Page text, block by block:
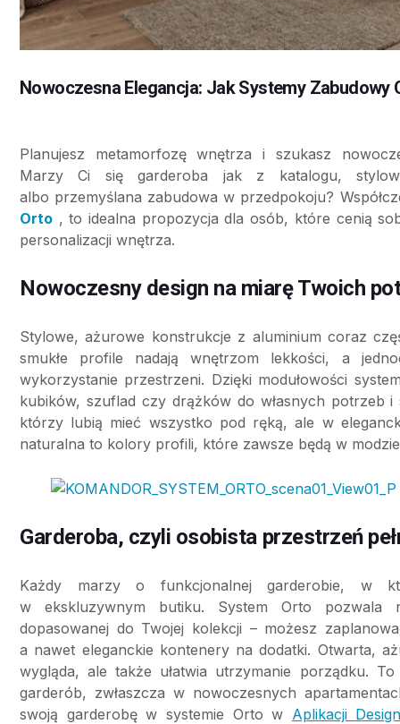
Nowoczesna Elegancja: Jak Systemy Zabudowy
Planujesz metamorfozę wnętrza i szukasz
Marzy Ci się garderoba jak z katalogu,
albo przemyślana zabudowa w przedpokoju?
Orto , to idealna propozycja dla osób, które cenią
personalizacji wnętrza.
Nowoczesny design na miarę Twoich
Stylowe, ażurowe konstrukcje z aluminium coraz
smukłe profile nadają wnętrzom lekkości, a
wykorzystanie przestrzeni. Dzięki modułowości
kubików, szuflad czy drążków do własnych potrzeb
którzy lubią mieć wszystko pod ręką, ale w
naturalna to kolory profili, które zawsze będą w
Garderoba, czyli osobista przestrzeń
Każdy marzy o funkcjonalnej garderobie, w
w ekskluzywnym butiku. System Orto pozwala
dopasowanej do Twojej kolekcji – możesz
a nawet eleganckie kontenery na dodatki. Otwarta,
wygląda, ale także ułatwia utrzymanie porządku.
garderób, zwłaszcza w nowoczesnych
swoją garderobę w systemie Orto w Aplikacji